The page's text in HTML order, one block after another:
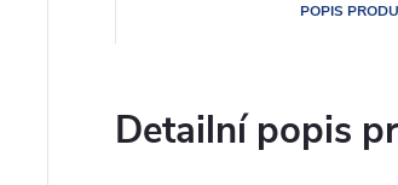
POPIS
Detailní popis